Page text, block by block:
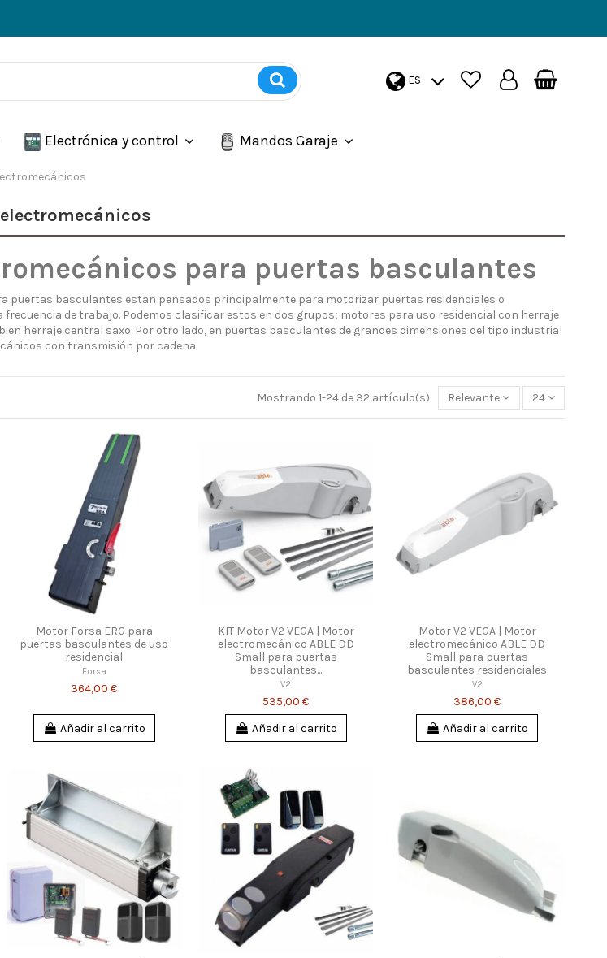
ES
Electrónica y control Mandos Garaje
para puertas basculantes
puertas basculantes estan pensados principalmente para motorizar puertas residenciales o
frecuencia de trabajo. Podemos clasificar estos en dos grupos; motores para uso residencial con herraje
herraje central saxo. Por otro lado, en puertas basculantes de grandes dimensiones del tipo industrial
con transmisión por cadena.
Mostrando 1-24 de 32 artículo(s) Relevante 24
Motor Forsa ERG para
puertas basculantes de uso
residencial
Forsa
364,00 €
Añadir al carrito
KIT Motor V2 VEGA | Motor
electromecánico ABLE DD
Small para puertas
basculantes...
V2
535,00 €
Añadir al carrito
Motor V2 VEGA | Motor
electromecánico ABLE DD
Small para puertas
basculantes residenciales
V2
386,00 €
Añadir al carrito